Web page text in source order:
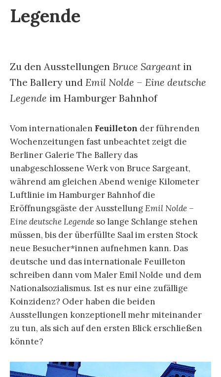
Legende
Zu den Ausstellungen Bruce Sargeant in
The Ballery und Emil Nolde – Eine deutsche
Legende im Hamburger Bahnhof
Vom internationalen Feuilleton der führenden
Wochenzeitungen fast unbeachtet zeigt die
Berliner Galerie The Ballery das
unabgeschlossene Werk von Bruce Sargeant,
während am gleichen Abend wenige Kilometer
Luftlinie im Hamburger Bahnhof die
Eröffnungsgäste der AusstellungEmil Nolde –
Eine deutsche Legende so lange Schlange stehen
müssen, bis der überfüllte Saal im ersten Stock
neue Besucher*innen aufnehmen kann. Das
deutsche und das internationale Feuilleton
schreiben dann vom Maler Emil Nolde und dem
Nationalsozialismus. Ist es nur eine zufällige
Koinzidenz? Oder haben die beiden
Ausstellungen konzeptionell mehr miteinander
zu tun, als sich auf den ersten Blick erschließen
könnte?